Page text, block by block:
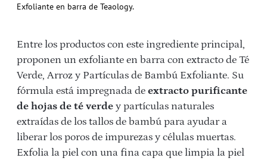
Exfoliante en barra de Teaology.
Entre los productos con este ingrediente principal,
proponen un exfoliante en barra con extracto de Té
Verde, Arroz y Partículas de Bambú Exfoliante. Su
fórmula está impregnada de extracto purificante
de hojas de té verde y partículas naturales
extraídas de los tallos de bambú para ayudar a
liberar los poros de impurezas y células muertas.
Exfolia la piel con una fina capa que limpia la piel